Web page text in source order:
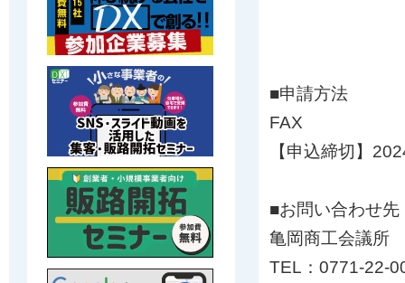
■申請方法
FAX
【申込締切】
■お問い合わせ先
亀岡商工会議所
TEL：0771-22-